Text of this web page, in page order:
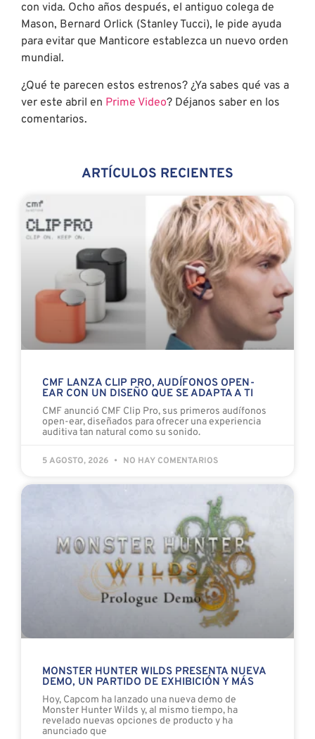
con vida. Ocho años después, el antiguo colega de
Mason, Bernard Orlick (Stanley Tucci), le pide ayuda
para evitar que Manticore establezca un nuevo orden
mundial.
¿Qué te parecen estos estrenos? ¿Ya sabes qué vas a
ver este abril en Prime Video? Déjanos saber en los
comentarios.
ARTÍCULOS RECIENTES
CMF LANZA CLIP PRO, AUDÍFONOS OPEN-
EAR CON UN DISEÑO QUE SE ADAPTA A TI
CMF anunció CMF Clip Pro, sus primeros audífonos
open-ear, diseñados para ofrecer una experiencia
auditiva tan natural como su sonido.
5 AGOSTO, 2026 NO HAY COMENTARIOS
MONSTER HUNTER WILDS PRESENTA NUEVA
DEMO, UN PARTIDO DE EXHIBICIÓN Y MÁS
Hoy, Capcom ha lanzado una nueva demo de
Monster Hunter Wilds y, al mismo tiempo, ha
revelado nuevas opciones de producto y ha
anunciado que